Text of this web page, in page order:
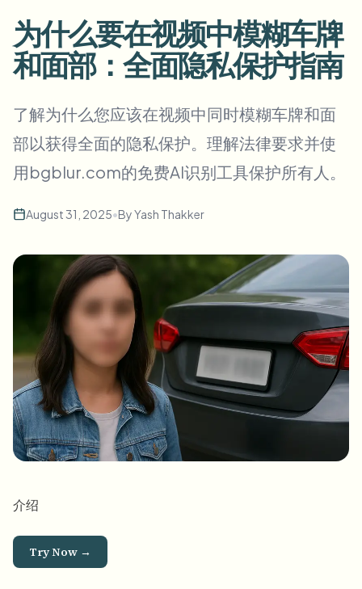
GDPR合规模糊
街头采访模糊
游戏与直播模糊
AI Video Object Remover
人脸匿名化
语音匿名处理器
换脸 - 视频
视频智能
批量视频模糊
一次处理多个视频
医疗
诊所和面向患者的视频管理
公共部门
大批量、保留期和SLA
批量车牌模糊
批量人脸模糊
高吞吐量流水线
模糊任何内容
企业区域、策略和审核
API 和 SDK
自动化上传、任务和Webhook
联系表单
工具
分类
为什么要在视频中模糊车牌
和面部：全面隐私保护指南
了解为什么您应该在视频中同时模糊车牌和面
部以获得全面的隐私保护。理解法律要求并使
用bgblur.com的免费AI识别工具保护所有人。
August 31, 2025•ByYash Thakker
介绍
Try Now →